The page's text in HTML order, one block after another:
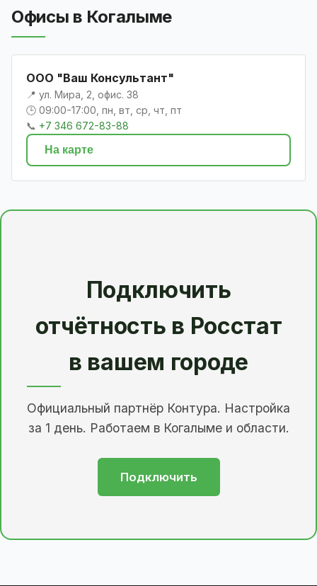
Офисы в Когалыме
ООО "Ваш Консультант"
📍 ул. Мира, 2, офис. 38
🕒 09:00-17:00, пн, вт, ср, чт, пт
📞 +7 346 672-83-88
На карте
Подключить
отчётность в Росстат
в вашем городе
Официальный партнёр Контура. Настройка
за 1 день. Работаем в Когалыме и области.
Подключить